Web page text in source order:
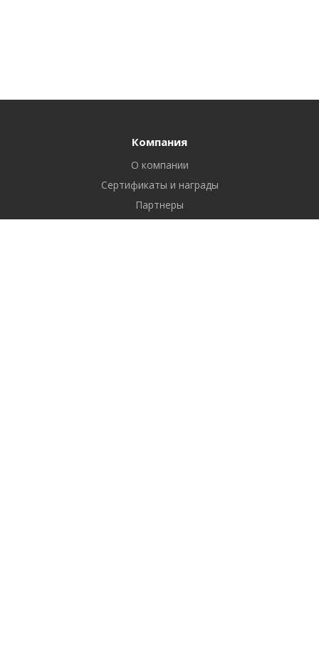
Компания
О компании
Сертификаты и награды
Партнеры